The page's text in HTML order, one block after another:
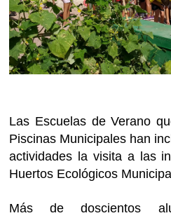
Las Escuelas de Verano
Piscinas Municipales han
actividades la visita a las
Huertos Ecológicos
Más de doscientos